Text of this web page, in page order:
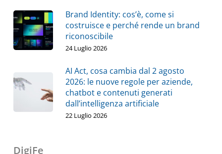
Brand Identity: cos’è, come si
costruisce e perché rende un brand
riconoscibile
24 Luglio 2026
AI Act, cosa cambia dal 2 agosto
2026: le nuove regole per aziende,
chatbot e contenuti generati
dall’intelligenza artificiale
22 Luglio 2026
DigiFe